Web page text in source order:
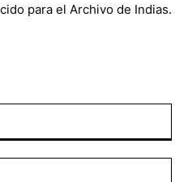
para el Archivo de Indias.